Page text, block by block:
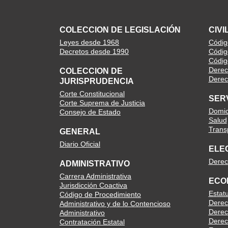
COLECCION DE LEGISLACIÓN
Leyes desde 1968
Decretos desde 1990
COLECCION DE
JURISPRUDENCIA
Corte Constitucional
Corte Suprema de Justicia
Consejo de Estado
GENERAL
Diario Oficial
ADMINISTRATIVO
Carrera Administrativa
Jurisdicción Coactiva
Código de Procedimiento
Administrativo y de lo Contencioso
Administrativo
Contratación Estatal
Salud